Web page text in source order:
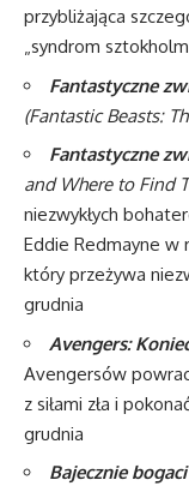
przybliżająca
„syndrom
Fantastyczne
(Fantastic Beasts:
Fantastyczne
and Where to Find
niezwykłych
Eddie Redmayne w
który przeżywa
grudnia
Avengers:
Avengersów
z siłami zła i
grudnia
Bajecznie